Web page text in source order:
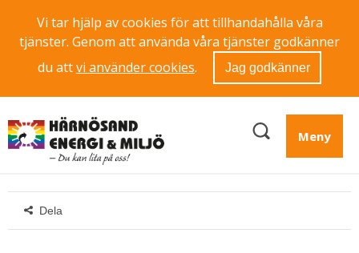
Vi tar hjälp av cookies för att tillhandahålla våra
tjänster. Genom att använda våra tjänster godkänner
du attvi använder cookies. Jag godkänner
Meny
Dela